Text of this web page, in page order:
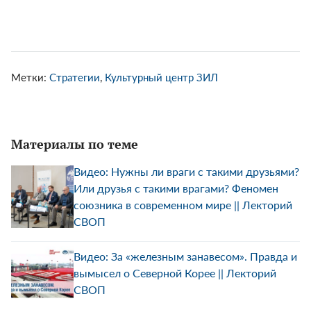
Метки: Стратегии, Культурный центр ЗИЛ
Материалы по теме
Видео: Нужны ли враги с такими друзьями?
Или друзья с такими врагами? Феномен
союзника в современном мире || Лекторий
СВОП
Видео: За «железным занавесом». Правда и
вымысел о Северной Корее || Лекторий
СВОП